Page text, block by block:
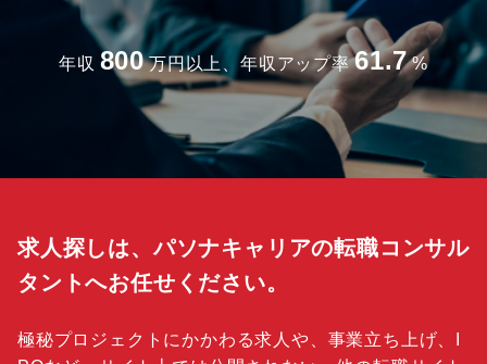
年収 800 万円以上、年収アップ率 61.7 %
求人探しは、パソナキャリアの転職コンサル
タントへお任せください。
極秘プロジェクトにかかわる求人や、事業立ち上げ、I